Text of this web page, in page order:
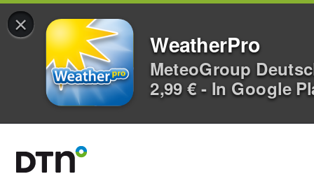
×
WeatherPro
MeteoGroup
2,99 € - In Google